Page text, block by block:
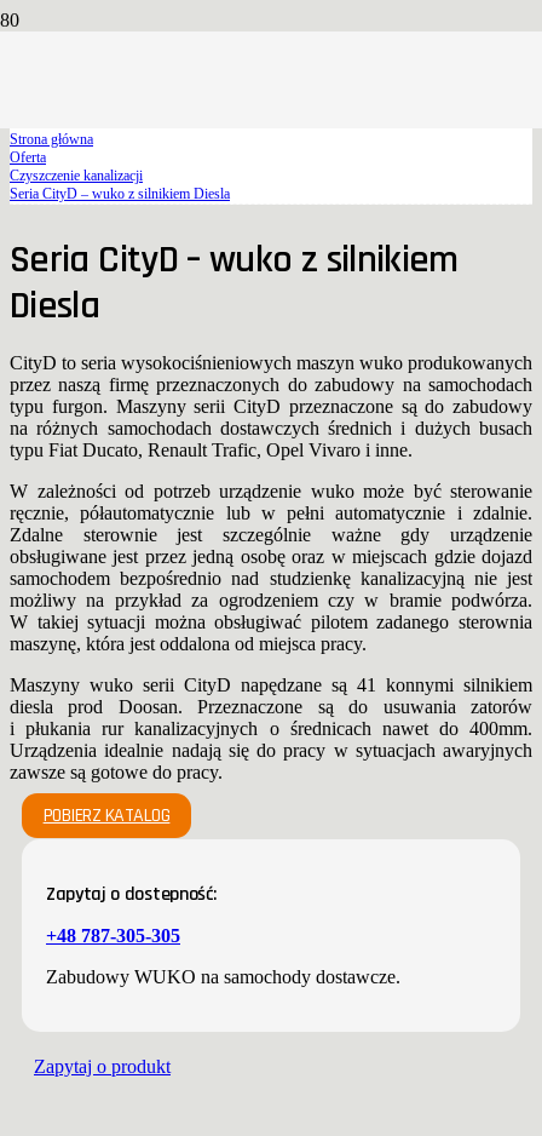
Strona główna
Oferta
Czyszczenie kanalizacji
Seria CityD – wuko z silnikiem Diesla
Seria CityD – wuko z silnikiem
Diesla
CityD to seria wysokociśnieniowych maszyn wuko produkowanych
przez naszą firmę przeznaczonych do zabudowy na samochodach
typu furgon. Maszyny serii CityD przeznaczone są do zabudowy
na różnych samochodach dostawczych średnich i dużych busach
typu Fiat Ducato, Renault Trafic, Opel Vivaro i inne.
W zależności od potrzeb urządzenie wuko może być sterowanie
ręcznie, półautomatycznie lub w pełni automatycznie i zdalnie.
Zdalne sterownie jest szczególnie ważne gdy urządzenie
obsługiwane jest przez jedną osobę oraz w miejscach gdzie dojazd
samochodem bezpośrednio nad studzienkę kanalizacyjną nie jest
możliwy na przykład za ogrodzeniem czy w bramie podwórza.
W takiej sytuacji można obsługiwać pilotem zadanego sterownia
maszynę, która jest oddalona od miejsca pracy.
Maszyny wuko serii CityD napędzane są 41 konnymi silnikiem
diesla prod Doosan. Przeznaczone są do usuwania zatorów
i płukania rur kanalizacyjnych o średnicach nawet do 400mm.
Urządzenia idealnie nadają się do pracy w sytuacjach awaryjnych
zawsze są gotowe do pracy.
POBIERZ KATALOG
Zapytaj o dostepność:
+48 787-305-305
Zabudowy WUKO na samochody dostawcze.
Zapytaj o produkt